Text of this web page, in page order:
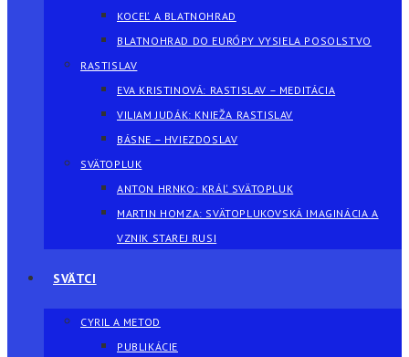
KOCEĽ A BLATNOHRAD
BLATNOHRAD DO EURÓPY VYSIELA POSOLSTVO
RASTISLAV
EVA KRISTINOVÁ: RASTISLAV – MEDITÁCIA
VILIAM JUDÁK: KNIEŽA RASTISLAV
BÁSNE – HVIEZDOSLAV
SVÄTOPLUK
ANTON HRNKO: KRÁĽ SVÄTOPLUK
MARTIN HOMZA: SVÄTOPLUKOVSKÁ IMAGINÁCIA A
VZNIK STAREJ RUSI
SVÄTCI
CYRIL A METOD
PUBLIKÁCIE